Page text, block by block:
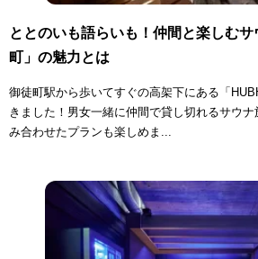
ととのいも語らいも！仲間と楽しむ
町」の魅力とは
御徒町駅から歩いてすぐの高架下にある「
きました！男女一緒に仲間で貸し切れるサウ
み合わせたプランも楽しめま...